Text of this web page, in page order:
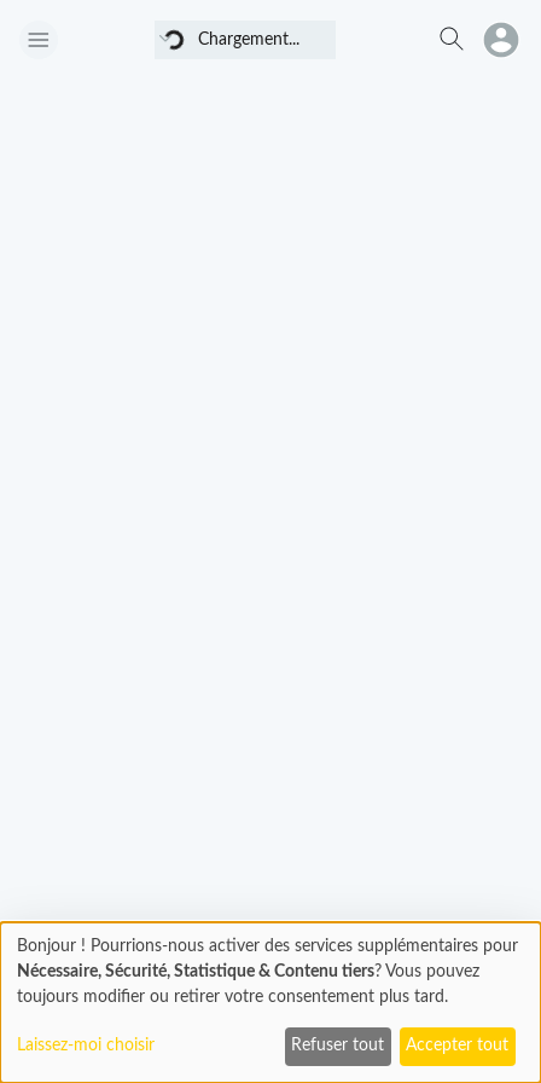
Chargement... Chargement...
Chargement
En cours...
Bonjour ! Pourrions-nous activer des services supplémentaires pour
Nécessaire, Sécurité, Statistique & Contenu tiers? Vous pouvez
toujours modifier ou retirer votre consentement plus tard.
Laissez-moi choisir Refuser tout Accepter tout